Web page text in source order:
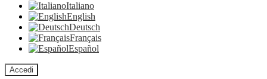
Italiano
English
Deutsch
Français
Español
Accedi